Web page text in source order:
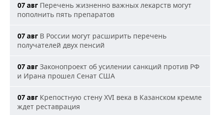
07 авг Перечень жизненно важных лекарств могут
пополнить пять препаратов
07 авг В России могут расширить перечень
получателей двух пенсий
07 авг Законопроект об усилении санкций против РФ
и Ирана прошел Сенат США
07 авг Крепостную стену XVI века в Казанском кремле
ждет реставрация